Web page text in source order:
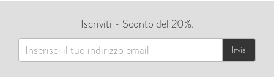
Iscriviti - Sconto del 20%.
Invia